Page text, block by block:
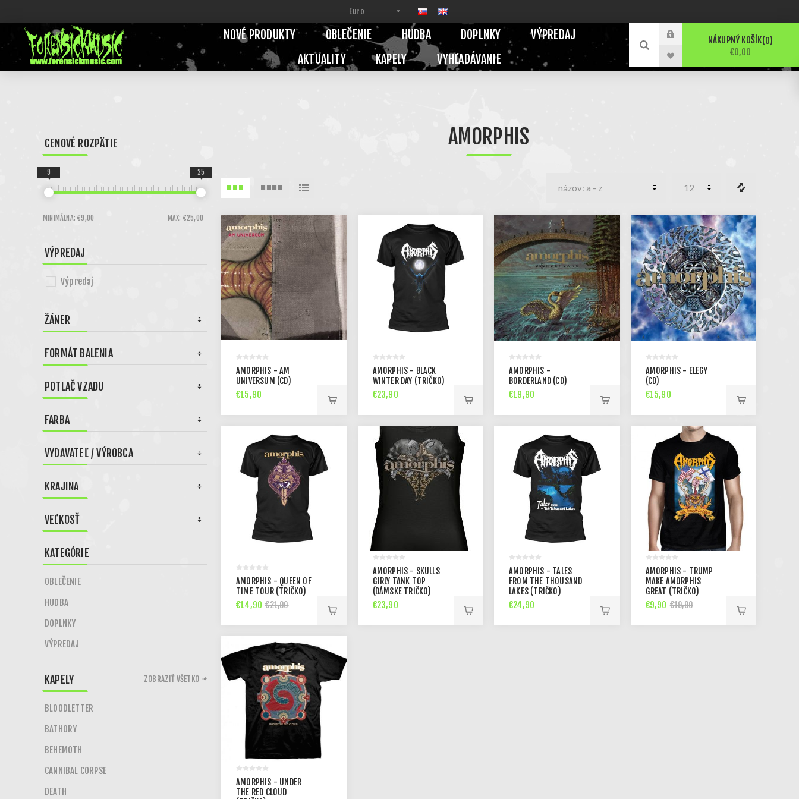
NOVÉ PRODUKTY OBLEČENIE HUDBA DOPLNKY
VÝPREDAJ
AKTUALITY
KAPELY VYHĽADÁVANIE
NÁKUPNÝ KOŠÍK 0
€0,00
AMORPHIS
AMORPHIS - AM
UNIVERSUM (CD)
€15,90
AMORPHIS - BLACK
WINTER DAY (TRIČKO)
€23,90
AMORPHIS -
BORDERLAND (CD)
€19,90
AMORPHIS - ELEGY
(CD)
€15,90
AMORPHIS - QUEEN OF
TIME TOUR (TRIČKO)
€14,90 €21,90
AMORPHIS - SKULLS
GIRLY TANK TOP
(DÁMSKE TRIČKO)
€23,90
AMORPHIS - TALES
FROM THE THOUSAND
LAKES (TRIČKO)
€24,90
AMORPHIS - TRUMP
MAKE AMORPHIS
GREAT (TRIČKO)
€9,90 €19,90
AMORPHIS - UNDER
THE RED CLOUD
CENOVÉ ROZPÄTIE
MINIMÁLNA: €9,00 MAX: €25,00
9 25
VÝPREDAJ
Výpredaj
ŽÁNER
FORMÁT BALENIA
POTLAČ VZADU
FARBA
VYDAVATEĽ / VÝROBCA
KRAJINA
VEĽKOSŤ
KATEGÓRIE
OBLEČENIE
HUDBA
DOPLNKY
VÝPREDAJ
KAPELY
BLOODLETTER
BATHORY
BEHEMOTH
CANNIBAL CORPSE
DEATH
ZOBRAZIŤ VŠETKO